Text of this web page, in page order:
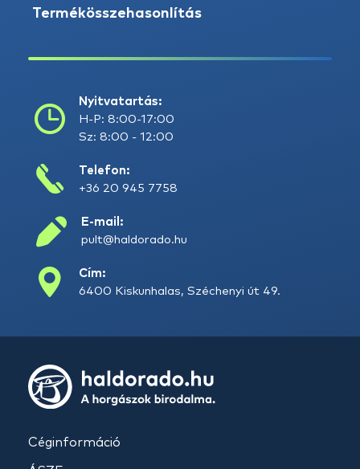
Termékösszehasonlítás
Nyitvatartás:
H-P: 8:00-17:00
Sz: 8:00 - 12:00
Telefon:
+36 20 945 7758
E-mail:
pult@haldorado.hu
Cím:
6400 Kiskunhalas, Széchenyi út 49.
Céginformáció